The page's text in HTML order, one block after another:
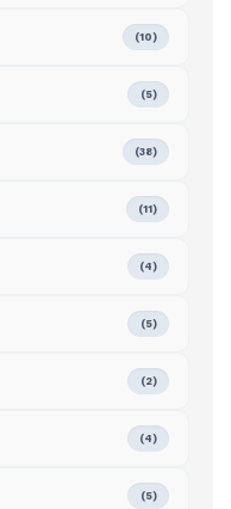
(10)
(5)
(38)
(11)
(4)
(5)
(2)
(4)
(5)